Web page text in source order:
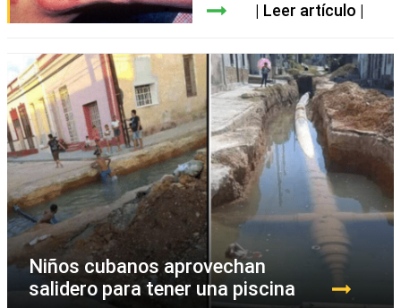
Leer artículo
Niños cubanos aprovechan
salidero para tener una piscina